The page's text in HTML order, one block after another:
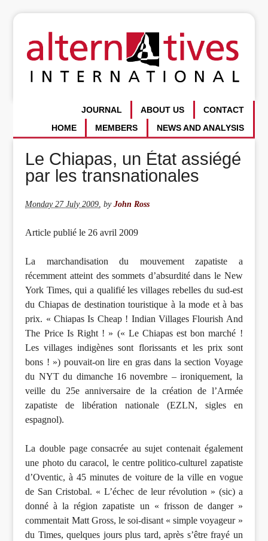
CONTACT
ABOUT US
JOURNAL
NEWS AND ANALYSIS
MEMBERS
HOME
Le Chiapas, un État assiégé
par les transnationales
Monday 27 July 2009,byJohn Ross
Article publié le 26 avril 2009
La marchandisation du mouvement zapatiste a
récemment atteint des sommets d’absurdité dans le New
York Times, qui a qualifié les villages rebelles du sud-est
du Chiapas de destination touristique à la mode et à bas
prix. « Chiapas Is Cheap ! Indian Villages Flourish And
The Price Is Right ! » (« Le Chiapas est bon marché !
Les villages indigènes sont florissants et les prix sont
bons ! ») pouvait-on lire en gras dans la section Voyage
du NYT du dimanche 16 novembre – ironiquement, la
veille du 25e anniversaire de la création de l’Armée
zapatiste de libération nationale (EZLN, sigles en
espagnol).
La double page consacrée au sujet contenait également
une photo du caracol, le centre politico-culturel zapatiste
d’Oventic, à 45 minutes de voiture de la ville en vogue
de San Cristobal. « L’échec de leur révolution » (sic) a
donné à la région zapatiste un « frisson de danger »
commentait Matt Gross, le soi-disant « simple voyageur »
du Times, quelques jours plus tard, après s’être frayé un